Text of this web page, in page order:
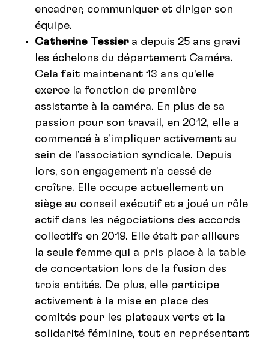
encadrer, communiquer et diriger son
équipe.
Catherine Tessiera depuis 25 ans gravi
les échelons du département Caméra.
Cela fait maintenant 13 ans qu’elle
exerce la fonction de première
assistante à la caméra. En plus de sa
passion pour son travail, en 2012, elle a
commencé à s'impliquer activement au
sein de l'association syndicale. Depuis
lors, son engagement n'a cessé de
croître. Elle occupe actuellement un
siège au conseil exécutif et a joué un rôle
actif dans les négociations des accords
collectifs en 2019. Elle était par ailleurs
la seule femme qui a pris place à la table
de concertation lors de la fusion des
trois entités. De plus, elle participe
activement à la mise en place des
comités pour les plateaux verts et la
solidarité féminine, tout en représentant